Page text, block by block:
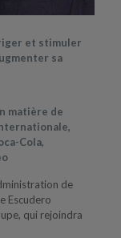
et stimuler
sa
matière de
Cola,
de
Escudero
qui rejoindra